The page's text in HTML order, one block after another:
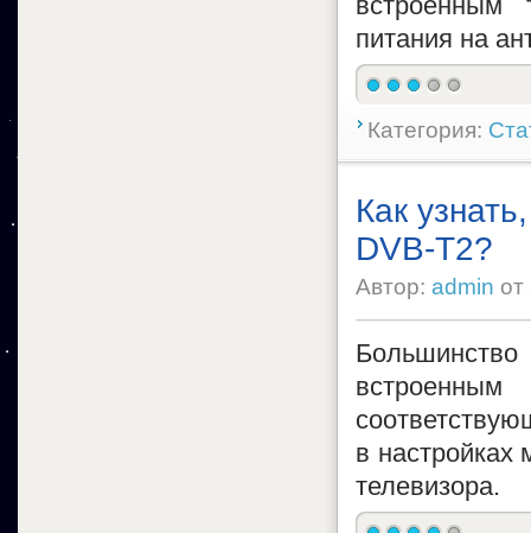
питания на
Категория:
Как
DVB-T2?
Автор: admin от
в настройках
телевизора.